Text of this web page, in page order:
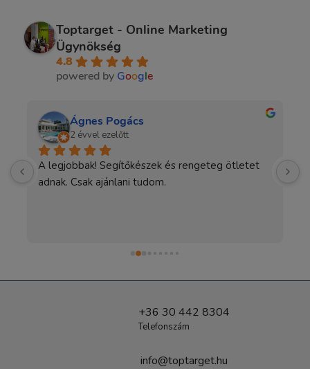
Toptarget - Online Marketing
Ügynökség
4.8
powered by Google
Ágnes Pogács
2 évvel ezelőtt
A legjobbak! Segítőkészek és rengeteg ötletet
adnak. Csak ajánlani tudom.
+36 30 442 8304
Telefonszám
info@toptarget.hu